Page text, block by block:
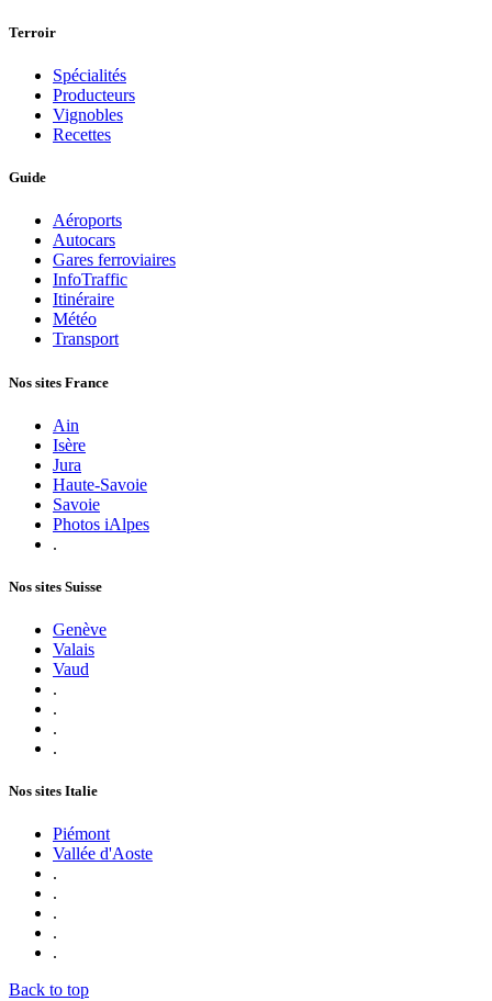
Terroir
Spécialités
Producteurs
Vignobles
Recettes
Guide
Aéroports
Autocars
Gares ferroviaires
InfoTraffic
Itinéraire
Météo
Transport
Nos sites France
Ain
Isère
Jura
Haute-Savoie
Savoie
Photos iAlpes
.
Nos sites Suisse
Genève
Valais
Vaud
.
.
.
.
Nos sites Italie
Piémont
Vallée d'Aoste
.
.
.
.
.
Back to top